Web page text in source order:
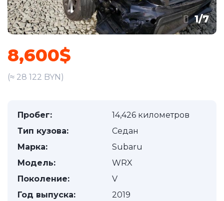
1/7
8,600$
(≈ 28 122 BYN)
Пробег:
14,426 километров
Тип кузова:
Седан
Марка:
Subaru
Модель:
WRX
Поколение:
V
Год выпуска:
2019